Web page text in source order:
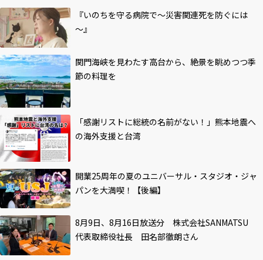
『いのちを守る病院で～災害関連死を防ぐには
～』
関門海峡を見わたす高台から、絶景を眺めつつ季
節の料理を
「感謝リストに総統の名前がない！」熊本地震へ
の海外支援と台湾
開業25周年の夏のユニバーサル・スタジオ・ジャ
パンを大満喫！【後編】
8月9日、8月16日放送分 株式会社SANMATSU
代表取締役社長 田名部徹朗さん